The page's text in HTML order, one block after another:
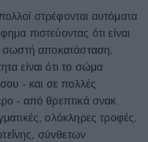
στρέφονται αυτόματα
πιστεύοντας ότι είναι
σωστή αποκατάσταση.
είναι ότι το σώμα
- και σε πολλές
- από θρεπτικά σνακ
ολόκληρες τροφές.
σύνθετων